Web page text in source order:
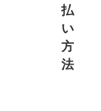
払
い
方
法